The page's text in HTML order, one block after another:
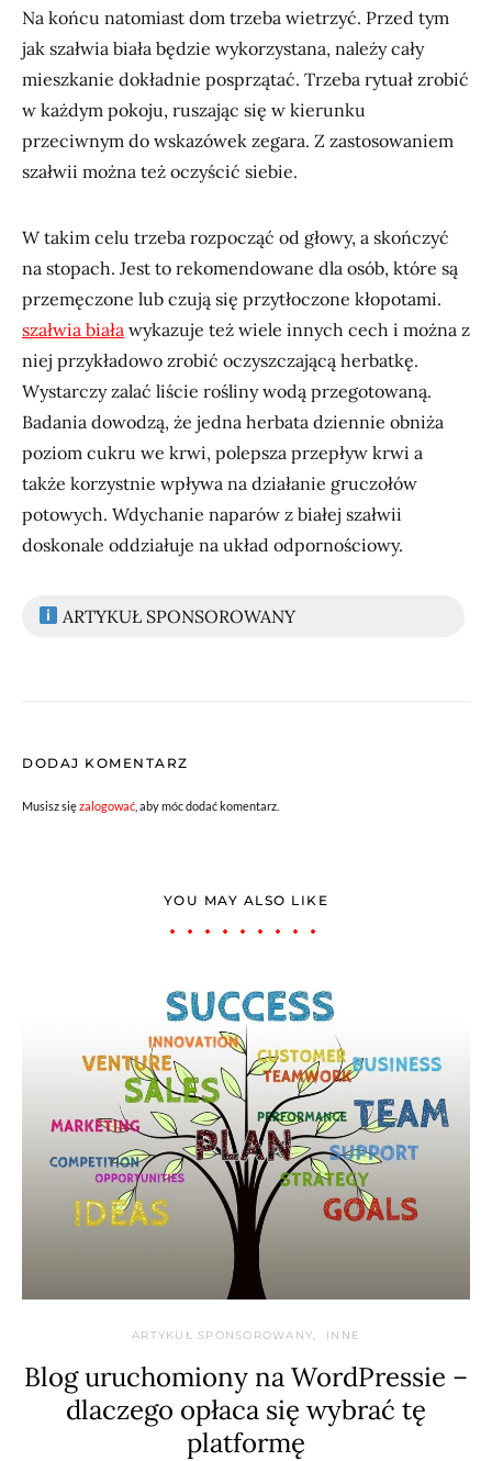
Na końcu natomiast dom trzeba wietrzyć. Przed tym
jak szałwia biała będzie wykorzystana, należy cały
mieszkanie dokładnie posprzątać. Trzeba rytuał zrobić
w każdym pokoju, ruszając się w kierunku
przeciwnym do wskazówek zegara. Z zastosowaniem
szałwii można też oczyścić siebie.
W takim celu trzeba rozpocząć od głowy, a skończyć
na stopach. Jest to rekomendowane dla osób, które są
przemęczone lub czują się przytłoczone kłopotami.
szałwia biała wykazuje też wiele innych cech i można z
niej przykładowo zrobić oczyszczającą herbatkę.
Wystarczy zalać liście rośliny wodą przegotowaną.
Badania dowodzą, że jedna herbata dziennie obniża
poziom cukru we krwi, polepsza przepływ krwi a
także korzystnie wpływa na działanie gruczołów
potowych. Wdychanie naparów z białej szałwii
doskonale oddziałuje na układ odpornościowy.
ARTYKUŁ SPONSOROWANY
DODAJ KOMENTARZ
Musisz sięzalogować , aby móc dodać komentarz.
YOU MAY ALSO LIKE
ARTYKUŁ SPONSOROWANY INNE
Blog uruchomiony na WordPressie –
dlaczego opłaca się wybrać tę
platformę